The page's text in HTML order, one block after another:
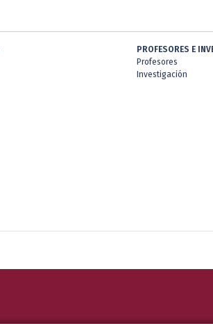
PROFESORES E
Profesores
Investigación